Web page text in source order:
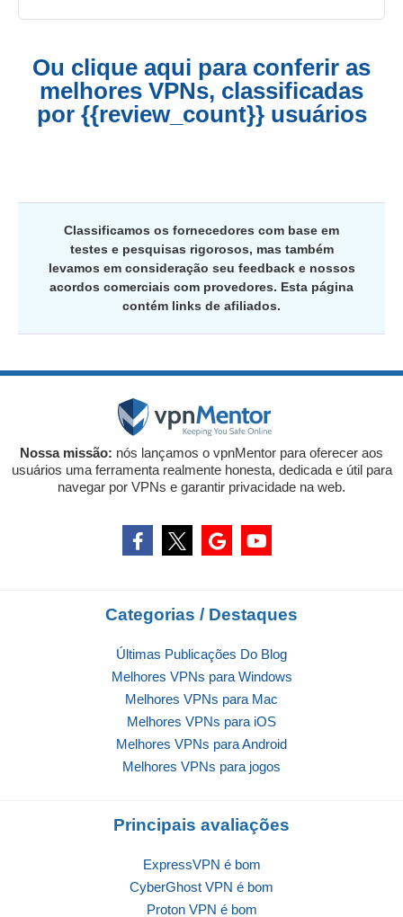
Ou clique aqui para conferir as
melhores VPNs, classificadas
por {{review_count}} usuários
Classificamos os fornecedores com base em
testes e pesquisas rigorosos, mas também
levamos em consideração seu feedback e nossos
acordos comerciais com provedores. Esta página
contém links de afiliados.
Nossa missão: nós lançamos o vpnMentor para oferecer aos
usuários uma ferramenta realmente honesta, dedicada e útil para
navegar por VPNs e garantir privacidade na web.
Categorias / Destaques
Últimas Publicações Do Blog
Melhores VPNs para Windows
Melhores VPNs para Mac
Melhores VPNs para iOS
Melhores VPNs para Android
Melhores VPNs para jogos
Principais avaliações
ExpressVPN é bom
CyberGhost VPN é bom
Proton VPN é bom